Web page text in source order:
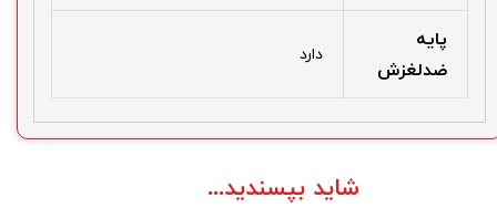
پایه
ضدلغزش
دارد
شاید بپسندید...